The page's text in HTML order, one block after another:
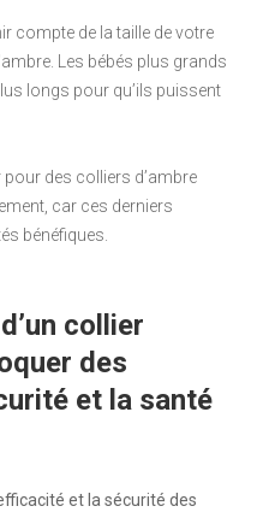
compte de la taille de votre
Les bébés plus grands
longs pour qu’ils puissent
pour des colliers d’ambre
car ces derniers
bénéfiques.
collier
des
et la santé
et la sécurité des